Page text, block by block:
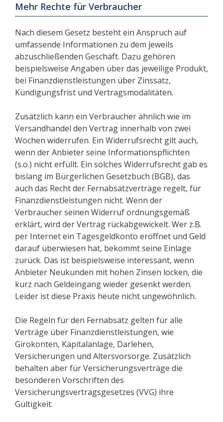
Mehr Rechte für Verbraucher
Nach diesem Gesetz besteht ein Anspruch auf
umfassende Informationen zu dem jeweils
abzuschließenden Geschäft. Dazu gehören
beispielsweise Angaben über das jeweilige Produkt,
bei Finanzdienstleistungen über Zinssatz,
Kündigungsfrist und Vertragsmodalitäten.
Zusätzlich kann ein Verbraucher ähnlich wie im
Versandhandel den Vertrag innerhalb von zwei
Wochen widerrufen. Ein Widerrufsrecht gilt auch,
wenn der Anbieter seine Informationspflichten
(s.o.) nicht erfüllt. Ein solches Widerrufsrecht gab es
bislang im Bürgerlichen Gesetzbuch (BGB), das
auch das Recht der Fernabsatzverträge regelt, für
Finanzdienstleistungen nicht. Wenn der
Verbraucher seinen Widerruf ordnungsgemäß
erklärt, wird der Vertrag rückabgewickelt. Wer z.B.
per Internet ein Tagesgeldkonto eröffnet und Geld
darauf überwiesen hat, bekommt seine Einlage
zurück. Das ist beispielsweise interessant, wenn
Anbieter Neukunden mit hohen Zinsen locken, die
kurz nach Geldeingang wieder gesenkt werden.
Leider ist diese Praxis heute nicht ungewöhnlich.
Die Regeln für den Fernabsatz gelten für alle
Verträge über Finanzdienstleistungen, wie
Girokonten, Kapitalanlage, Darlehen,
Versicherungen und Altersvorsorge. Zusätzlich
behalten aber für Versicherungsverträge die
besonderen Vorschriften des
Versicherungsvertragsgesetzes (VVG) ihre
Gültigkeit.